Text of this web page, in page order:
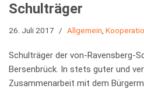
Schulträger
26. Juli 2017 Allgemein
Schulträger der von-Ravensberg-
Bersenbrück. In stets guter und
Zusammenarbeit mit dem